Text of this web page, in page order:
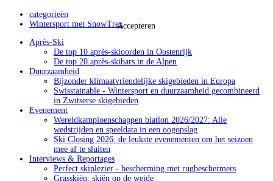
Accepteren
categorieën
Wintersport met SnowTrex
Après-Ski
De top 10 après-skioorden in Oostenrijk
De top 20 après-skibars in de Alpen
Duurzaamheid
Bijzonder klimaatvriendelijke skigebieden in Europa
Swisstainable - Wintersport en duurzaamheid gecombineerd
in Zwitserse skigebieden
Evenement
Wereldkampioenschappen biatlon 2026/2027: Alle
wedstrijden en speeldata in een oogopslag
Ski Closing 2026: de leukste evenementen om het seizoen
mee af te sluiten
Interviews & Reportages
Perfect skiplezier - bescherming met rugbeschermers
Grasskiën: skiën op de weide